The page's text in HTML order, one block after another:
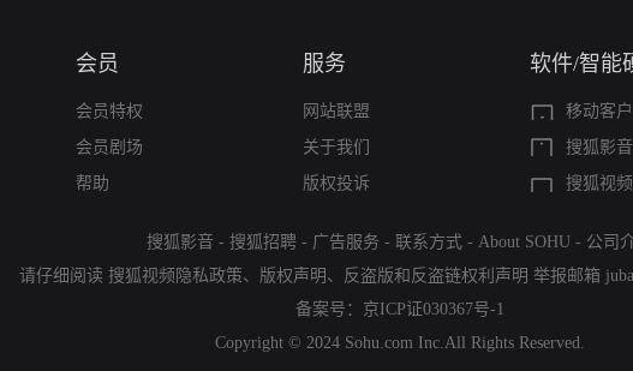
会员
会员特权
会员剧场
帮助
服务
网站联盟
关于我们
版权投诉
软件/智能
移动客
搜狐影音
搜狐视
搜狐影音 - 搜狐招聘 - 广告服务 - 联系方式 - About SOHU - 公司
请仔细阅读 搜狐视频隐私政策、 版权声明 、 反盗版和反盗链权利声明 举报邮箱
备案号： 京ICP证030367号-1
Copyright © 2024 Sohu.com Inc.All Rights Reserved.